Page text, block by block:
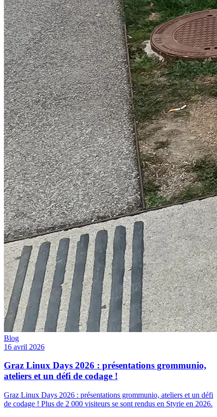
Blog
16 avril 2026
Graz Linux Days 2026 : présentations grommunio,
ateliers et un défi de codage !
Graz Linux Days 2026 : présentations grommunio, ateliers et un défi
de codage ! Plus de 2 000 visiteurs se sont rendus en Styrie en 2026.